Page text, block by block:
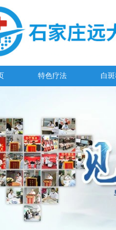
特色疗法 白
阳春三月·抗白复发——远大白
7天唤醒黑色素，寒假不留白 体
特邀原清华大学第一附属医院皮
恭贺伍德镜检查系统成功落户!
【世界白癜风日】白斑0元普查
欢乐六一 “粽”享端午——彩绘童
五一关爱全民皮肤健康，到院
清明小长假，2022春季白斑抗
阳春三月·抗白复发——远大白